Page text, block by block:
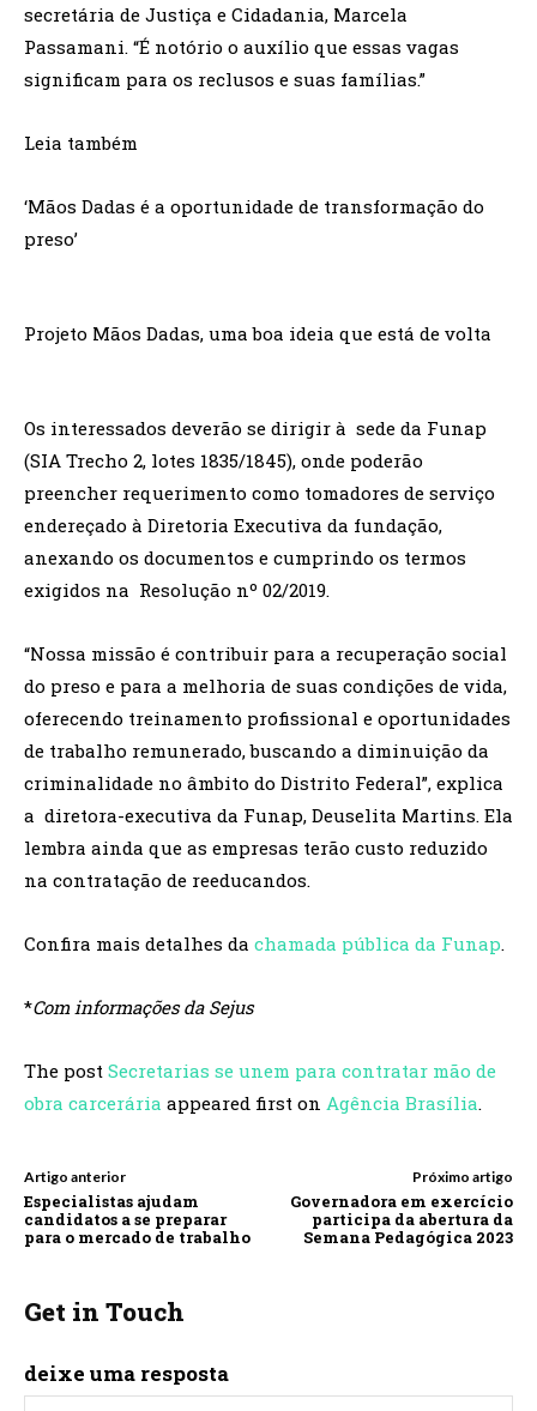
secretária de Justiça e Cidadania, Marcela
Passamani. “É notório o auxílio que essas vagas
significam para os reclusos e suas famílias.”
Leia também
‘Mãos Dadas é a oportunidade de transformação do
preso’
Projeto Mãos Dadas, uma boa ideia que está de volta
Os interessados deverão se dirigir à sede da Funap
(SIA Trecho 2, lotes 1835/1845), onde poderão
preencher requerimento como tomadores de serviço
endereçado à Diretoria Executiva da fundação,
anexando os documentos e cumprindo os termos
exigidos na Resolução nº 02/2019.
“Nossa missão é contribuir para a recuperação social
do preso e para a melhoria de suas condições de vida,
oferecendo treinamento profissional e oportunidades
de trabalho remunerado, buscando a diminuição da
criminalidade no âmbito do Distrito Federal”, explica
a diretora-executiva da Funap, Deuselita Martins. Ela
lembra ainda que as empresas terão custo reduzido
na contratação de reeducandos.
Confira mais detalhes da chamada pública da Funap.
*Com informações da Sejus
The post Secretarias se unem para contratar mão de
obra carcerária appeared first on Agência Brasília.
Artigo anterior
Especialistas ajudam
candidatos a se preparar
para o mercado de trabalho
Próximo artigo
Governadora em exercício
participa da abertura da
Semana Pedagógica 2023
Get in Touch
deixe uma resposta